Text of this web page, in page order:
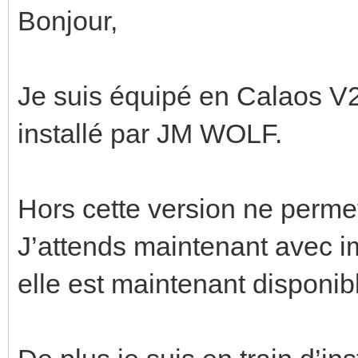
Bonjour,
Je suis équipé en Calaos
installé par JM WOLF.
Hors cette version ne
J’attends maintenant avec
elle est maintenant